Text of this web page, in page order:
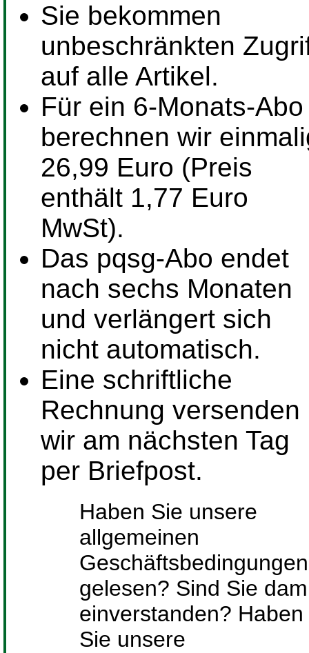
Sie bekommen
unbeschränkten
auf alle Artikel.
Für ein 6-Monats-Abo
berechnen wir
26,99 Euro (Preis
enthält 1,77 Euro
MwSt).
Das pqsg-Abo endet
nach sechs Monaten
und verlängert sich
nicht automatisch.
Eine schriftliche
Rechnung versenden
wir am nächsten Tag
per Briefpost.
Haben Sie unsere
allgemeinen
Geschäftsbedingungen
gelesen? Sind Sie
einverstanden? Haben
Sie unsere